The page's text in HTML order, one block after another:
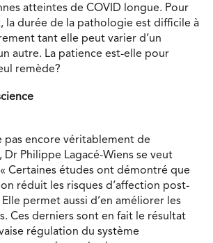
atteintes de COVID longue. Pour
la durée de la pathologie est difficile à
tant elle peut varier d’un
autre. La patience est-elle pour
remède?
pas encore véritablement de
Philippe Lagacé-Wiens se veut
Certaines études ont démontré que
réduit les risques d’affection post-
permet aussi d’en améliorer les
Ces derniers sont en fait le résultat
régulation du système